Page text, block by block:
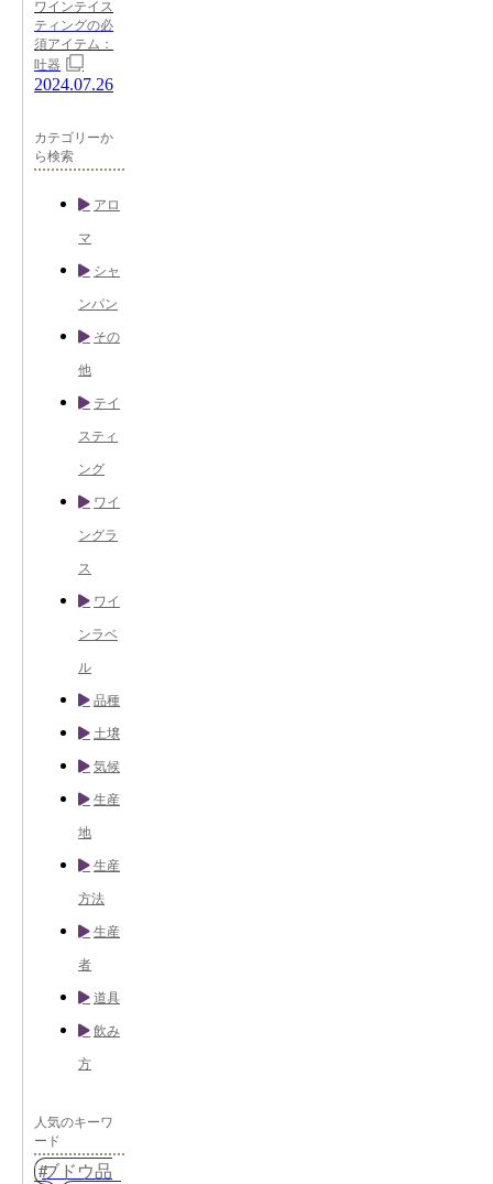
ワインテイス
ティングの必
須アイテム：
吐器
2024.07.26
カテゴリーか
ら検索
アロ
マ
シャ
ンパン
その
他
テイ
スティ
ング
ワイ
ングラ
ス
ワイ
ンラベ
ル
品種
土壌
気候
生産
地
生産
方法
生産
者
道具
飲み
方
人気のキーワ
ード
ブドウ品